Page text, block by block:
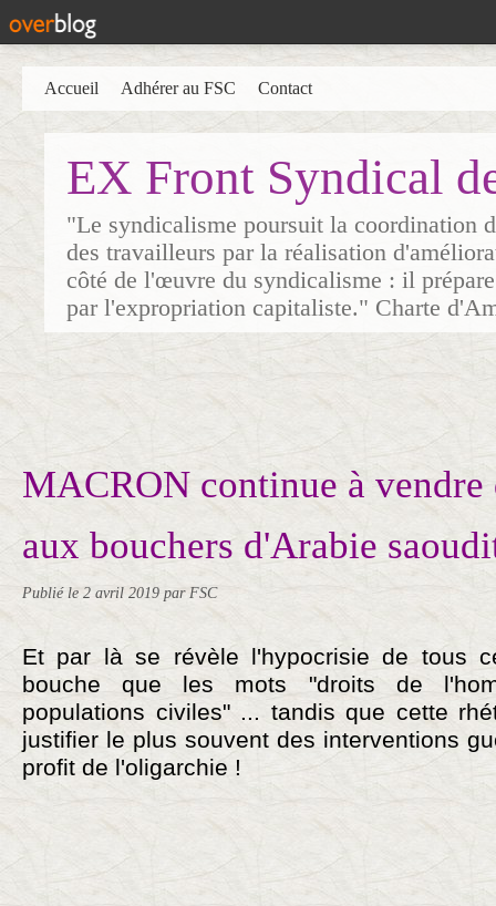
EX Front Syndical
"Le syndicalisme poursuit la coordination
des travailleurs par la réalisation
côté de l'œuvre du syndicalisme : il
par l'expropriation capitaliste." Charte
Accueil Adhérer au FSC Contact
MACRON continue à vendre
aux bouchers d'Arabie
Publié le 2 avril 2019 par FSC
Et par là se révèle l'hypocrisie de tous
bouche que les mots "droits de
populations civiles" ... tandis que cette
justifier le plus souvent des interventions
profit de l'oligarchie !